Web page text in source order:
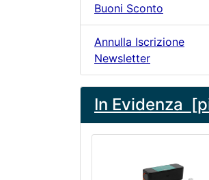
Buoni Sconto
Annulla Iscrizione
Newsletter
In Evidenza